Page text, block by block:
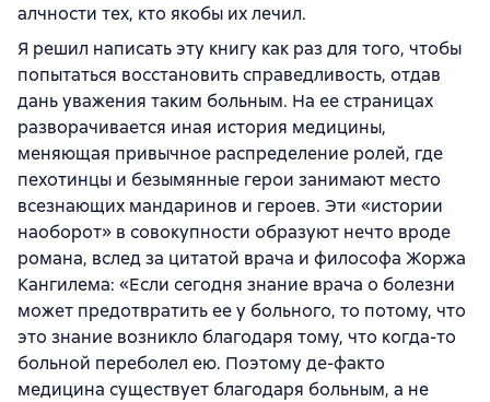
алчности тех, кто якобы их лечил.
Я решил написать эту книгу как раз для того, чтобы
попытаться восстановить справедливость, отдав
дань уважения таким больным. На ее страницах
разворачивается иная история медицины,
меняющая привычное распределение ролей, где
пехотинцы и безымянные герои занимают место
всезнающих мандаринов и героев. Эти «истории
наоборот» в совокупности образуют нечто вроде
романа, вслед за цитатой врача и философа Жоржа
Кангилема: «Если сегодня знание врача о болезни
может предотвратить ее у больного, то потому, что
это знание возникло благодаря тому, что когда-то
больной переболел ею. Поэтому де-факто
медицина существует благодаря больным, а не